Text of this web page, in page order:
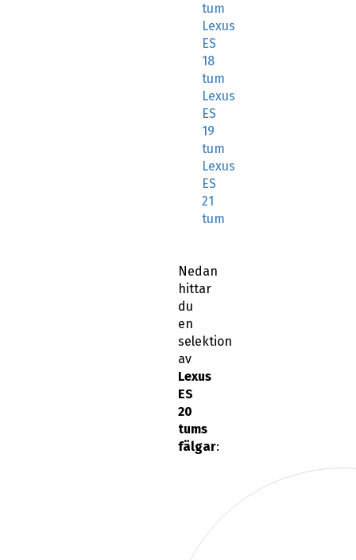
tum
Lexus
ES
18
tum
Lexus
ES
19
tum
Lexus
ES
21
tum
Nedan
hittar
du
en
selektion
av
Lexus
ES
20
tums
fälgar: